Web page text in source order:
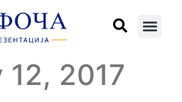
12, 2017